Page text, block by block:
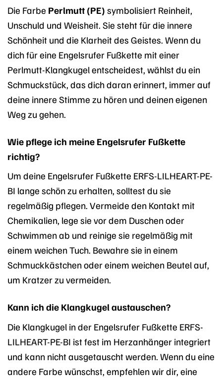
Die Farbe Perlmutt (PE) symbolisiert Reinheit,
Unschuld und Weisheit. Sie steht für die innere
Schönheit und die Klarheit des Geistes. Wenn du
dich für eine Engelsrufer Fußkette mit einer
Perlmutt-Klangkugel entscheidest, wählst du ein
Schmuckstück, das dich daran erinnert, immer auf
deine innere Stimme zu hören und deinen eigenen
Weg zu gehen.
Wie pflege ich meine Engelsrufer Fußkette
richtig?
Um deine Engelsrufer Fußkette ERFS-LILHEART-PE-
BI lange schön zu erhalten, solltest du sie
regelmäßig pflegen. Vermeide den Kontakt mit
Chemikalien, lege sie vor dem Duschen oder
Schwimmen ab und reinige sie regelmäßig mit
einem weichen Tuch. Bewahre sie in einem
Schmuckkästchen oder einem weichen Beutel auf,
um Kratzer zu vermeiden.
Kann ich die Klangkugel austauschen?
Die Klangkugel in der Engelsrufer Fußkette ERFS-
LILHEART-PE-BI ist fest im Herzanhänger integriert
und kann nicht ausgetauscht werden. Wenn du eine
andere Farbe wünschst, empfehlen wir dir, eine